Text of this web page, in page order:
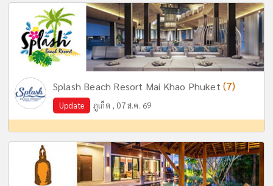
Splash Beach Resort Mai Khao Phuket (7)
Update ภูเก็ต , 07 ส.ค. 69